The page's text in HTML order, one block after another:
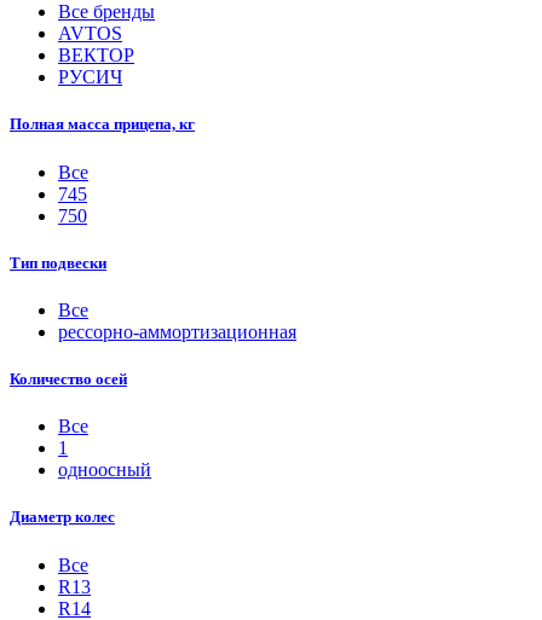
Все бренды
AVTOS
ВЕКТОР
РУСИЧ
Полная масса прицепа, кг
Все
745
750
Тип подвески
Все
рессорно-аммортизационная
Количество осей
Все
1
одноосный
Диаметр колес
Все
R13
R14